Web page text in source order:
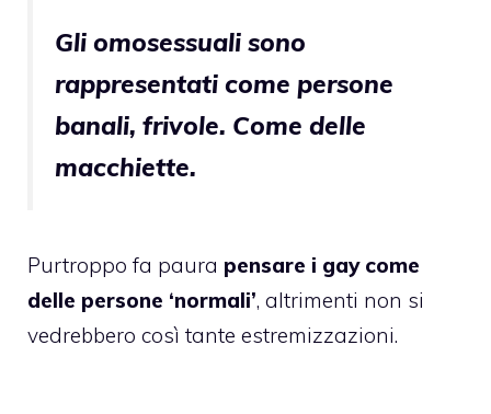
Gli omosessuali sono
rappresentati come persone
banali, frivole. Come delle
macchiette.
Purtroppo fa paura pensare i gay come
delle persone ‘normali’, altrimenti non si
vedrebbero così tante estremizzazioni.